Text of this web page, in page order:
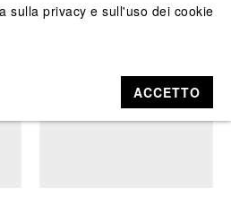
sulla privacy e sull'uso dei cookie
ACCETTO